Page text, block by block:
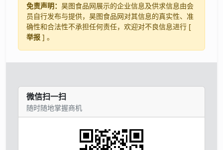
免责声明： 昊图食品网展示的企业信息及供求信息由会
员自行发布与提供，昊图食品网对其信息的真实性、准
确性和合法性不承担任何责任，欢迎对不良信息进行 [
举报 ] 。
微信扫一扫
随时随地掌握商机